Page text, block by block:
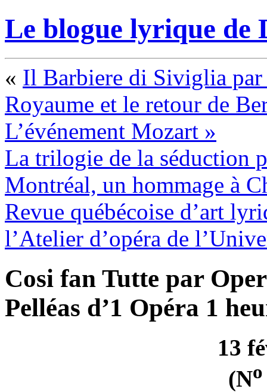
Le blogue lyrique de
« Il Barbiere di Siviglia par
Royaume et le retour de
L’événement Mozart »
La trilogie de la séduction
Montréal, un hommage à
Revue québécoise d’art
l’Atelier d’opéra de
Cosi fan Tutte par
Pelléas d’1 Opéra 1
13
(No